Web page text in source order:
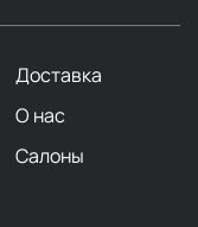
Доставка
О нас
Салоны